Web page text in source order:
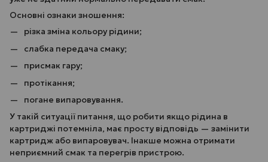
Основні ознаки зношення:
різка зміна кольору рідини;
слабка передача смаку;
присмак гару;
протікання;
погане випаровування.
У такій ситуації питання, що робити якщо рідина в
картриджі потемніла, має просту відповідь — замінити
картридж або випаровувач. Інакше можна отримати
неприємний смак та перегрів пристрою.